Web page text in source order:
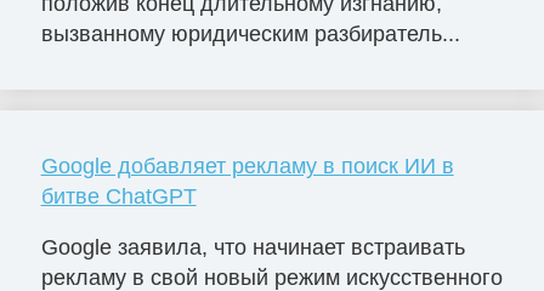
вызванному юридическим разбиратель...
Google добавляет рекламу в поиск ИИ в
битве ChatGPT
Google заявила, что начинает встраивать
рекламу в свой новый режим искусственного